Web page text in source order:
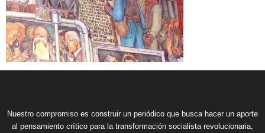
Nuestro compromiso es construir un periódico que busca hacer un aporte
al pensamiento crítico para la transformación socialista revolucionaria,